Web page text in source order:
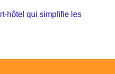
hôtel qui simplifie les